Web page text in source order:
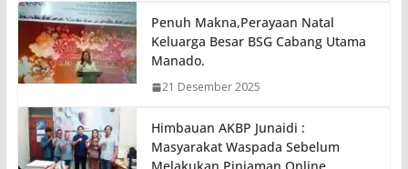
Penuh Makna,Perayaan Natal
Keluarga Besar BSG Cabang Utama
Manado.
21 Desember 2025
Himbauan AKBP Junaidi :
Masyarakat Waspada Sebelum